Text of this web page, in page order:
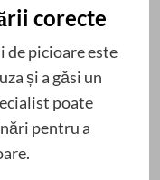
corecte
de picioare este
și a găsi un
poate
pentru a